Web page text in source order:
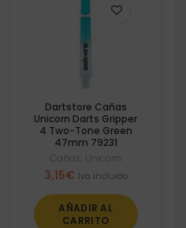
Dartstore Cañas
Unicorn Darts Gripper
4 Two-Tone Green
47mm 79231
Cañas Unicorn
3,15€ Iva incluido
AÑADIR AL
CARRITO